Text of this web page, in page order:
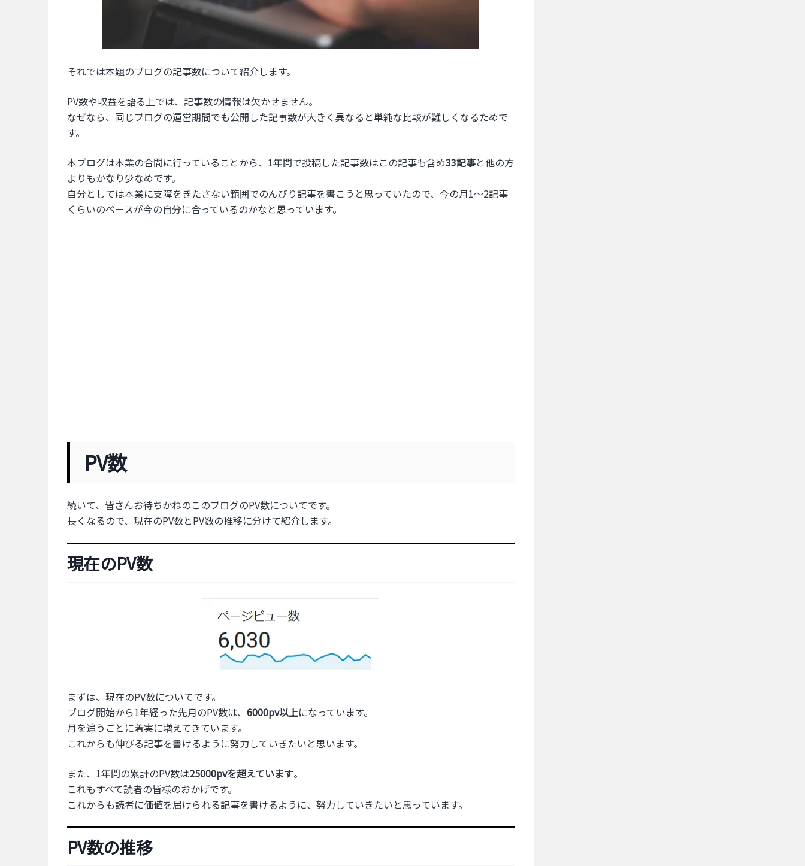
それでは本題のブログの記事数について紹介します。
PV数や収益を語る上では、記事数の情報は欠かせません。
なぜなら、同じブログの運営期間でも公開した記事数が大きく異なると単純な比較が難しくなるためで
す。
本ブログは本業の合間に行っていることから、1年間で投稿した記事数はこの記事も含め33記事と他の方
よりもかなり少なめです。
自分としては本業に支障をきたさない範囲でのんびり記事を書こうと思っていたので、今の月1～2記事
くらいのペースが今の自分に合っているのかなと思っています。
PV数
続いて、皆さんお待ちかねのこのブログのPV数についてです。
長くなるので、現在のPV数とPV数の推移に分けて紹介します。
現在のPV数
まずは、現在のPV数についてです。
ブログ開始から1年経った先月のPV数は、 6000pv以上になっています。
月を追うごとに着実に増えてきています。
これからも伸びる記事を書けるように努力していきたいと思います。
また、1年間の累計のPV数は25000pvを超えています。
これもすべて読者の皆様のおかげです。
これからも読者に価値を届けられる記事を書けるように、努力していきたいと思っています。
PV数の推移